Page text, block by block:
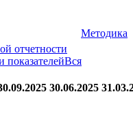
Методика
отчетности
Вся
30.06.2025